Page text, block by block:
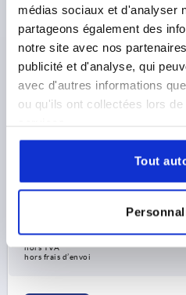
médias sociaux et d'analyser
partageons également des
notre site avec nos
publicité et d'analyse, qui
avec d'autres informations
ou qu'ils ont collectées lors
Tout
MANIVELLE SIMILAIRES À
SERRAGE, ALÉSAGE SANS
H=87,5, FORME:B POIGNÉE
NOIR REVÊTEMENT
Référence:K0998.11106
49,59 €
hors TVA
hors frais d’envoi